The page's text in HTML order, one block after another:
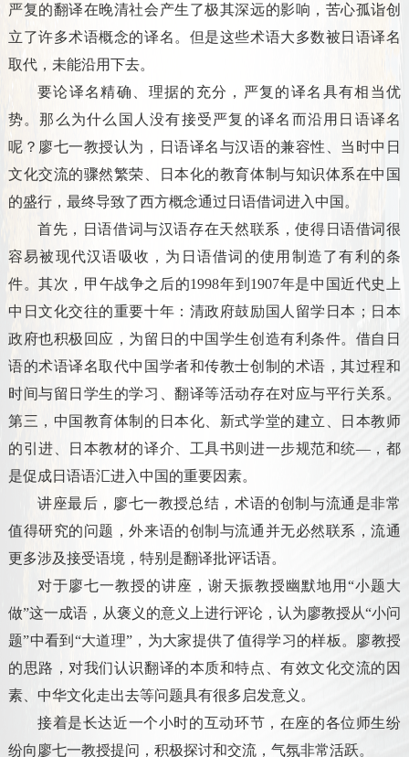
严复的翻译在晚清社会产生了极其深远的影响，苦心孤诣创
立了许多术语概念的译名。但是这些术语大多数被日语译名
取代，未能沿用下去。
要论译名精确、理据的充分，严复的译名具有相当优
势。那么为什么国人没有接受严复的译名而沿用日语译名
呢？廖七一教授认为，日语译名与汉语的兼容性、当时中日
文化交流的骤然繁荣、日本化的教育体制与知识体系在中国
的盛行，最终导致了西方概念通过日语借词进入中国。
首先，日语借词与汉语存在天然联系，使得日语借词很
容易被现代汉语吸收，为日语借词的使用制造了有利的条
件。其次，甲午战争之后的1998年到1907年是中国近代史上
中日文化交往的重要十年：清政府鼓励国人留学日本；日本
政府也积极回应，为留日的中国学生创造有利条件。借自日
语的术语译名取代中国学者和传教士创制的术语，其过程和
时间与留日学生的学习、翻译等活动存在对应与平行关系。
第三，中国教育体制的日本化、新式学堂的建立、日本教师
的引进、日本教材的译介、工具书则进一步规范和统—，都
是促成日语语汇进入中国的重要因素。
讲座最后，廖七一教授总结，术语的创制与流通是非常
值得研究的问题，外来语的创制与流通并无必然联系，流通
更多涉及接受语境，特别是翻译批评话语。
对于廖七一教授的讲座，谢天振教授幽默地用“小题大
做”这一成语，从褒义的意义上进行评论，认为廖教授从“小问
题”中看到“大道理”，为大家提供了值得学习的样板。廖教授
的思路，对我们认识翻译的本质和特点、有效文化交流的因
素、中华文化走出去等问题具有很多启发意义。
接着是长达近一个小时的互动环节，在座的各位师生纷
纷向廖七一教授提问，积极探讨和交流，气氛非常活跃。